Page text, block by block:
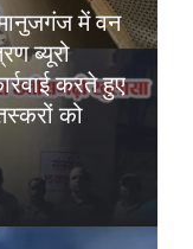
में वन
ब्यूरो
करते हुए
को